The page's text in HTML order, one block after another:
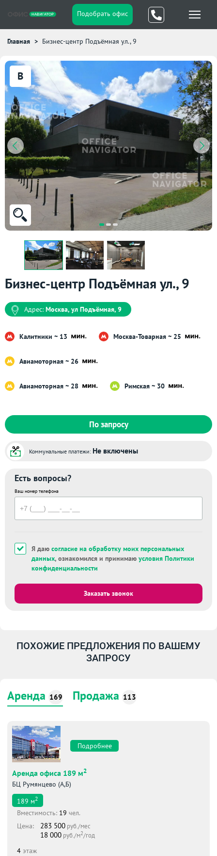
Подобрать офис
Главная Бизнес-центр Подъёмная ул., 9
B
Бизнес-центр Подъёмная ул., 9
Адрес: Москва, ул Подъёмная, 9
Калитники ~ 13 Москва-Товарная ~ 25
Авиамоторная ~ 26
Авиамоторная ~ 28 Римская ~ 30
По запросу
Коммунальные платежи: Не включены
Есть вопросы?
Ваш номер телефона
Я даю согласие на обработку моих персональных
данных, ознакомился и принимаю условия Политики
конфиденциальности
Заказать звонок
ПОХОЖИЕ ПРЕДЛОЖЕНИЯ ПО ВАШЕМУ
ЗАПРОСУ
Аренда 169 Продажа 113
Подробнее
Аренда офиса 189 м2
БЦ Румянцево (А,Б)
189 м2
Вместимоcть: 19 чел.
Цена:
283 500 руб./мес
18 000 руб./м2/год
4 этаж